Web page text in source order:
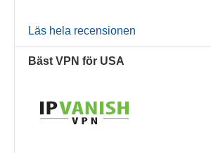
Läs hela recensionen
Bäst VPN för USA